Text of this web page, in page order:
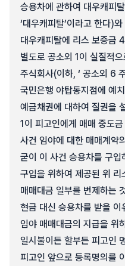
승용차에 관하여 대우캐피
‘대우캐피탈’이라고 한다)
대우캐피탈에 리스 보증
별도로 공소외 1이 실질적
주식회사(이하, ‘ 공소외 6
국민은행 야탑동지점에 예
예금채권에 대하여 질권을
1이 피고인에게 매매 중도
사건 임야에 대한 매매계약
굳이 이 사건 승용차를 구
구입을 위하여 제공된 위
매매대금 일부를 변제하는
현금 대신 승용차를 받을
임야 매매대금의 지급을 위
일시불이든 할부든 피고인
피고인 앞으로 등록명의를